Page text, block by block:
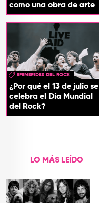
como una obra de arte
EFEMÉRIDES DEL ROCK
¿Por qué el 13 de julio se
celebra el Día Mundial
del Rock?
LO MÁS LEÍDO